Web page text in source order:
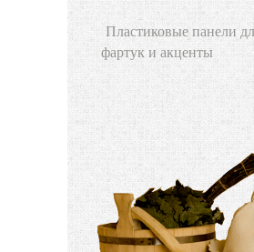
Пластиковые панели
фартук и акценты